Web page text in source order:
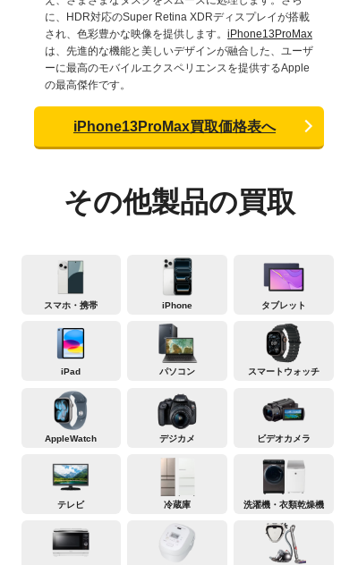
に、HDR対応のSuper Retina XDRディスプレイが搭載
され、色彩豊かな映像を提供します。 iPhone13ProMax
は、先進的な機能と美しいデザインが融合した、ユーザ
ーに最高のモバイルエクスペリエンスを提供するApple
の最高傑作です。
iPhone13ProMax買取価格表へ
その他製品の買取
スマホ・携帯 iPhone タブレット
iPad パソコン スマートウォッチ
AppleWatch デジカメ ビデオカメラ
テレビ 冷蔵庫 洗濯機・衣類乾燥機